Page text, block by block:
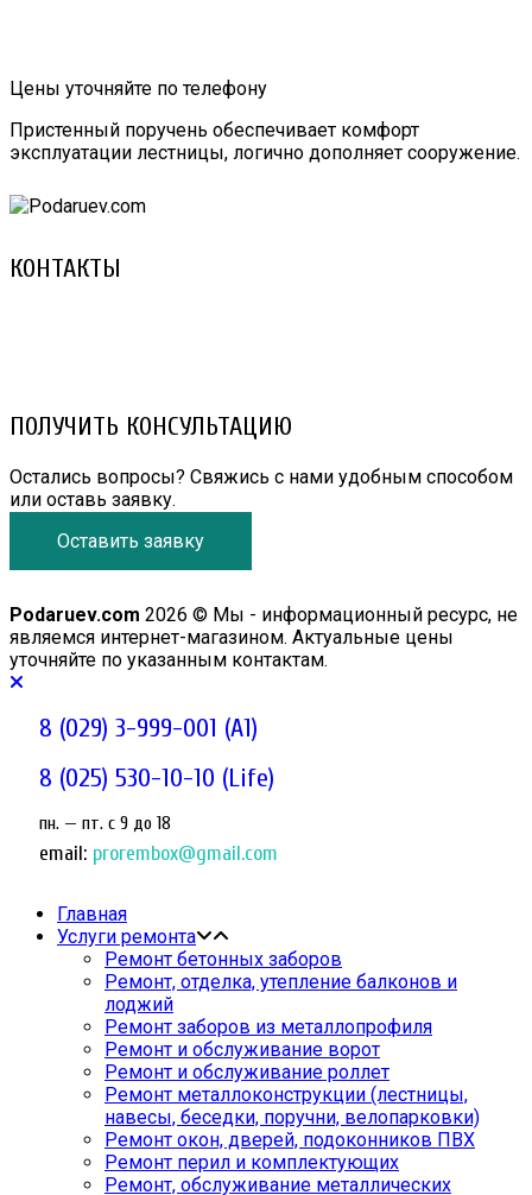
Цены уточняйте по телефону
Пристенный поручень обеспечивает комфорт
эксплуатации лестницы, логично дополняет сооружение.
КОНТАКТЫ
ПОЛУЧИТЬ КОНСУЛЬТАЦИЮ
Остались вопросы? Свяжись с нами удобным способом
или оставь заявку.
Оставить заявку
Podaruev.com 2026 © Мы - информационный ресурс, не
являемся интернет-магазином. Актуальные цены
уточняйте по указанным контактам.
8 (029) 3-999-001 (A1)
8 (025) 530-10-10 (Life)
пн. — пт. c 9 до 18
email: prorembox@gmail.com
Главная
Услуги ремонта
Ремонт бетонных заборов
Ремонт, отделка, утепление балконов и
лоджий
Ремонт заборов из металлопрофиля
Ремонт и обслуживание ворот
Ремонт и обслуживание роллет
Ремонт металлоконструкции (лестницы,
навесы, беседки, поручни, велопарковки)
Ремонт окон, дверей, подоконников ПВХ
Ремонт перил и комплектующих
Ремонт, обслуживание металлических